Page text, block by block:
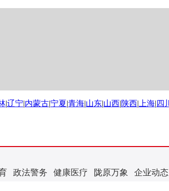
|辽宁|内蒙古|宁夏|青海|山东|山西|陕西| 上海| 四川
政法警务 健康医疗 陇原万象 企业动态